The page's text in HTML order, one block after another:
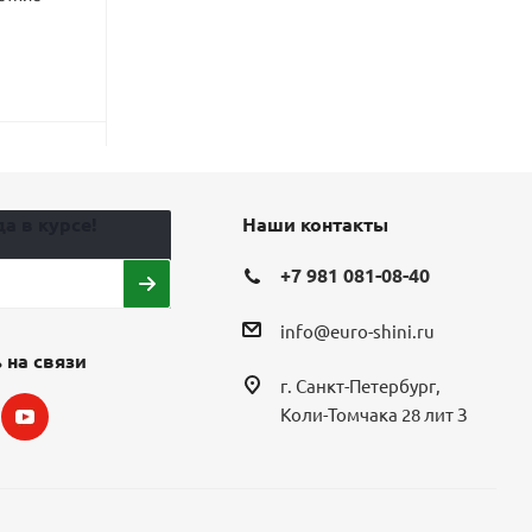
связи
Наши контакты
+7 981 081-08-40
info@euro-shini.ru
г. Санкт-Петербург,
Коли-Томчака 28 лит З